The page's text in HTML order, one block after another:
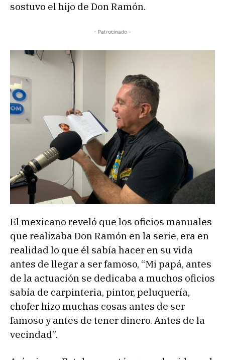
sostuvo el hijo de Don Ramón.
- Patrocinado -
El mexicano reveló que los oficios manuales
que realizaba Don Ramón en la serie, era en
realidad lo que él sabía hacer en su vida
antes de llegar a ser famoso, “Mi papá, antes
de la actuación se dedicaba a muchos oficios
sabía de carpinteria, pintor, peluquería,
chofer hizo muchas cosas antes de ser
famoso y antes de tener dinero. Antes de la
vecindad”.